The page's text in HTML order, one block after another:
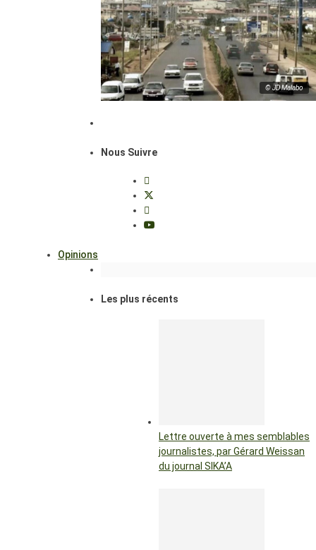
© JD Malabo
Nous Suivre
Opinions
Les plus récents
Lettre ouverte à mes semblables
journalistes, par Gérard Weissan
du journal SIKA’A